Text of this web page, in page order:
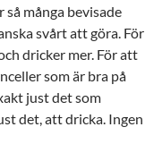
många bevisade
svårt att göra. För
dricker mer. För att
som är bra på
just det som
det, att dricka. Ingen